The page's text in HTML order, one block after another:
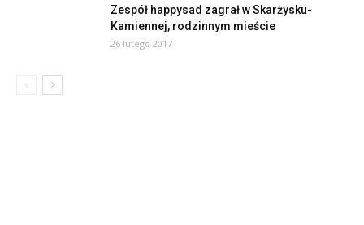
Zespół happysad zagrał w Skarżysku-
Kamiennej, rodzinnym mieście
26 lutego 2017